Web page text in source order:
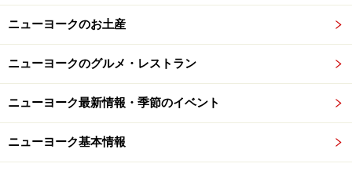
Center駅から徒歩3分
:(212) 554-1515
⇒次ページは2年前にオープンして一世を風靡したお店
をご紹介
※記事内容は執筆時点のものです。最新の内容をご確認くださ
い。
※海外を訪れる際には最新情報の入手に努め、「外務省 海外安全
ニューヨークのお土産
ニューヨークのグルメ・レストラン
ニューヨーク最新情報・季節のイベント
ニューヨーク基本情報